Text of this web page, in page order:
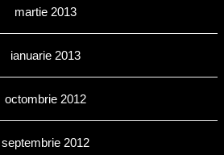
martie 2013
ianuarie 2013
octombrie 2012
septembrie 2012